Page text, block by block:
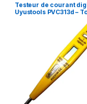
Testeur de courant
Uyustools PVC313d –
vice testeur –